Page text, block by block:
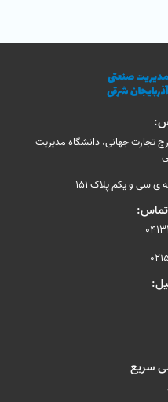
روبروی برج تجارت جهانی، دانشگاه مدیریت
ی سی و یکم پلاک 151
سریع